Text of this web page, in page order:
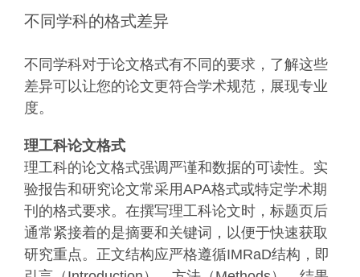
不同学科的格式差异
不同学科对于论文格式有不同的要求，了解这些
差异可以让您的论文更符合学术规范，展现专业
度。
理工科论文格式
理工科的论文格式强调严谨和数据的可读性。实
验报告和研究论文常采用APA格式或特定学术期
刊的格式要求。在撰写理工科论文时，标题页后
通常紧接着的是摘要和关键词，以便于快速获取
研究重点。正文结构应严格遵循IMRaD结构，即